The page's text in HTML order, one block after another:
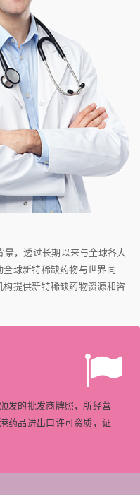
景，透过长期以来与全球各大
球新特稀缺药物与世界同
提供新特稀缺药物资源和咨
发的批发商牌照，所经营
药品进出口许可资质，证